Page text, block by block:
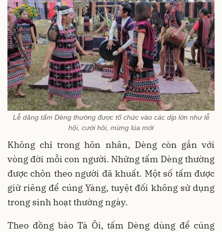
Lễ dâng tấm Dèng thường được tổ chức vào các dịp lớn như lễ
hội, cưới hỏi, mừng lúa mới
Không chỉ trong hôn nhân, Dèng còn gắn với
vòng đời mỗi con người. Những tấm Dèng thường
được chôn theo người đã khuất. Một số tấm được
giữ riêng để cúng Yàng, tuyệt đối không sử dụng
trong sinh hoạt thường ngày.
Theo đồng bào Tà Ôi, tấm Dèng dùng để cúng